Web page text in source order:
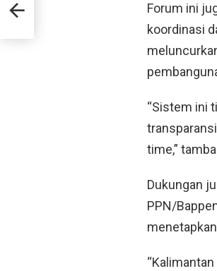
Forum ini
koordinasi
“Sistem ini
time,”
Dukungan
PPN/